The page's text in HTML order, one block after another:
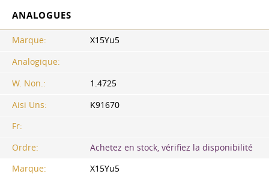
ANALOGUES
Marque:
X15Yu5
Analogique:
W. Non.:
1.4725
Aisi Uns:
K91670
Fr:
Ordre:
Achetez en stock, vérifiez la disponibilité
Marque:
X15Yu5